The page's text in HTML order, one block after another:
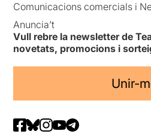
Comunicacions comercials i
Anuncia’t
Vull rebre la newsletter de
novetats, promocions i
Unir-